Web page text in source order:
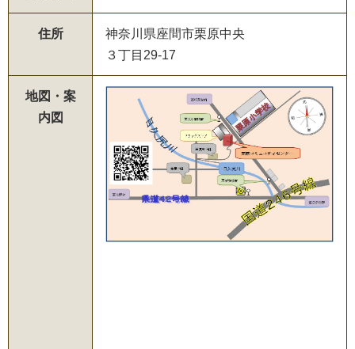
住所
神奈川県座間市栗原中央
３丁目29-17
地図・案
内図